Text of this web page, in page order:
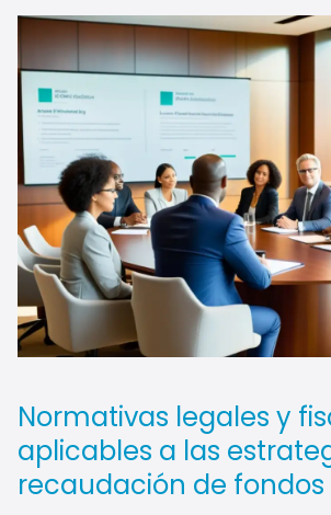
Normativas legales y
aplicables a las
recaudación de fondos